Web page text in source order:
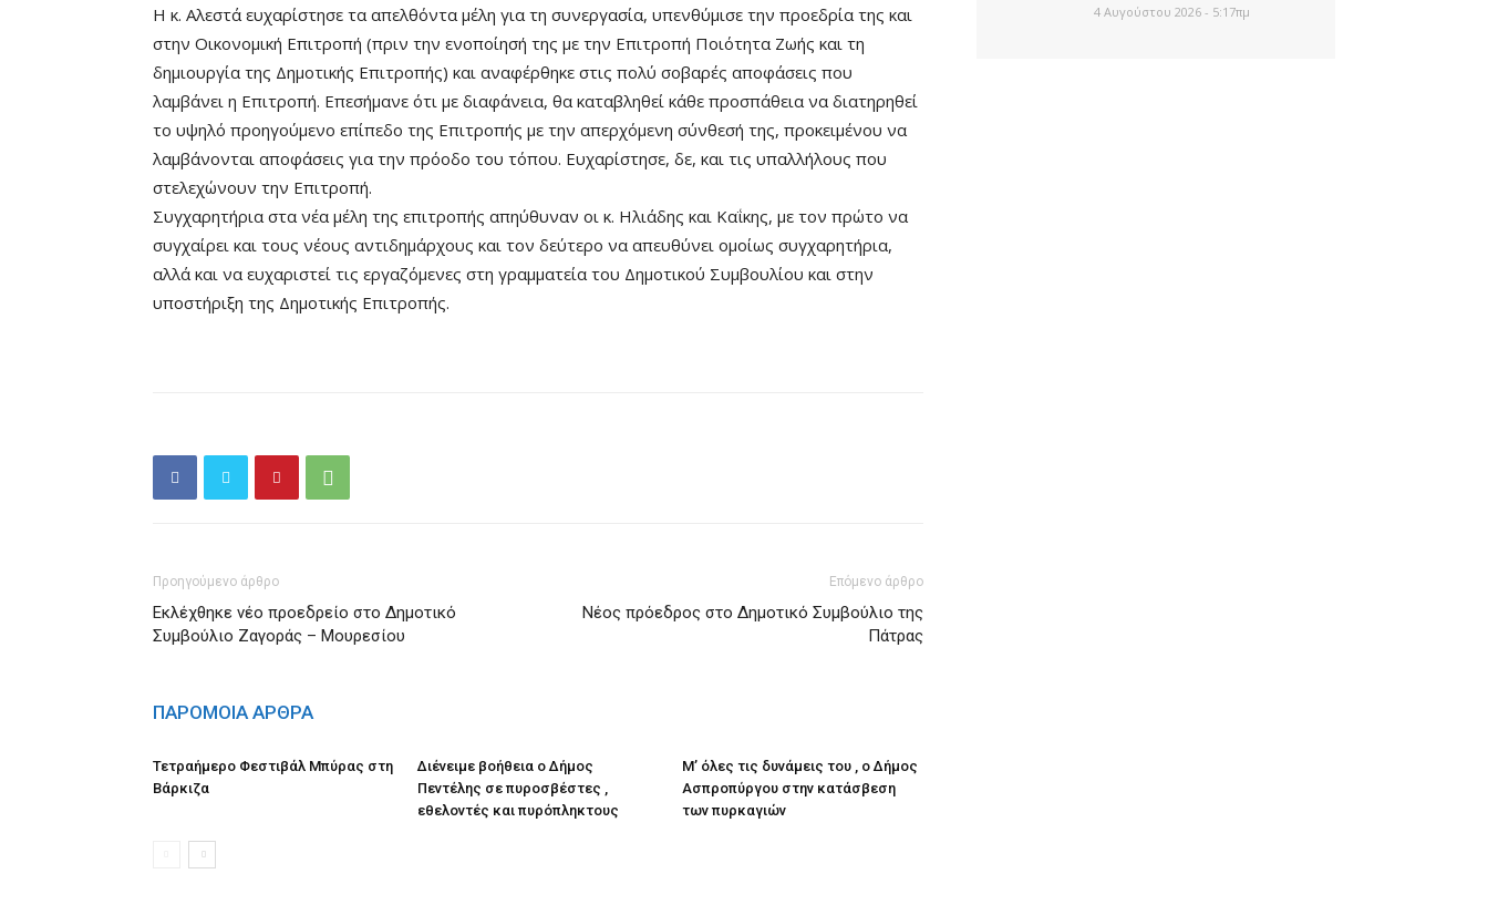
Η κ. Αλεστά ευχαρίστησε τα απελθόντα μέλη για τη συνεργασία, υπενθύμισε την προεδρία της και
στην Οικονομική Επιτροπή (πριν την ενοποίησή της με την Επιτροπή Ποιότητα Ζωής και τη
δημιουργία της Δημοτικής Επιτροπής) και αναφέρθηκε στις πολύ σοβαρές αποφάσεις που
λαμβάνει η Επιτροπή. Επεσήμανε ότι με διαφάνεια, θα καταβληθεί κάθε προσπάθεια να διατηρηθεί
το υψηλό προηγούμενο επίπεδο της Επιτροπής με την απερχόμενη σύνθεσή της, προκειμένου να
λαμβάνονται αποφάσεις για την πρόοδο του τόπου. Ευχαρίστησε, δε, και τις υπαλλήλους που
στελεχώνουν την Επιτροπή.
Συγχαρητήρια στα νέα μέλη της επιτροπής απηύθυναν οι κ. Ηλιάδης και Καΐκης, με τον πρώτο να
συγχαίρει και τους νέους αντιδημάρχους και τον δεύτερο να απευθύνει ομοίως συγχαρητήρια,
αλλά και να ευχαριστεί τις εργαζόμενες στη γραμματεία του Δημοτικού Συμβουλίου και στην
υποστήριξη της Δημοτικής Επιτροπής.
Προηγούμενο άρθρο
Εκλέχθηκε νέο προεδρείο στο Δημοτικό
Συμβούλιο Ζαγοράς – Μουρεσίου
Επόμενο άρθρο
Νέος πρόεδρος στο Δημοτικό Συμβούλιο της
Πάτρας
ΠΑΡΟΜΟΙΑ ΑΡΘΡΑ
Τετραήμερο Φεστιβάλ Μπύρας στη
Βάρκιζα
Διένειμε βοήθεια ο Δήμος
Πεντέλης σε πυροσβέστες ,
εθελοντές και πυρόπληκτους
Μ’ όλες τις δυνάμεις του , ο Δήμος
Ασπροπύργου στην κατάσβεση
των πυρκαγιών
4 Αυγούστου 2026 - 5:17πμ